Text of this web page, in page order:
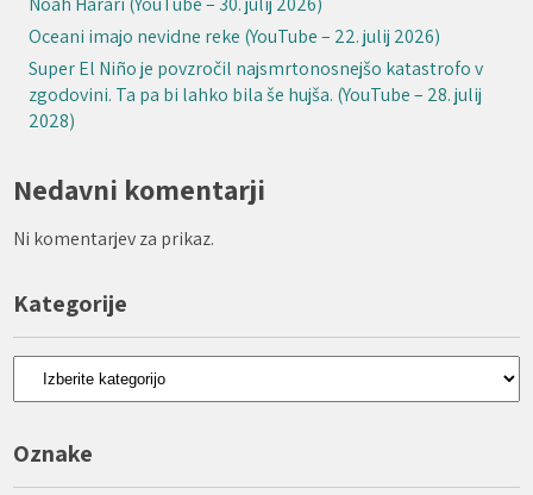
Oceani imajo nevidne reke (YouTube – 22. julij 2026)
Super El Niño je povzročil najsmrtonosnejšo katastrofo v
zgodovini. Ta pa bi lahko bila še hujša. (YouTube – 28. julij
2028)
Nedavni komentarji
Ni komentarjev za prikaz.
Kategorije
Kategorije
Oznake